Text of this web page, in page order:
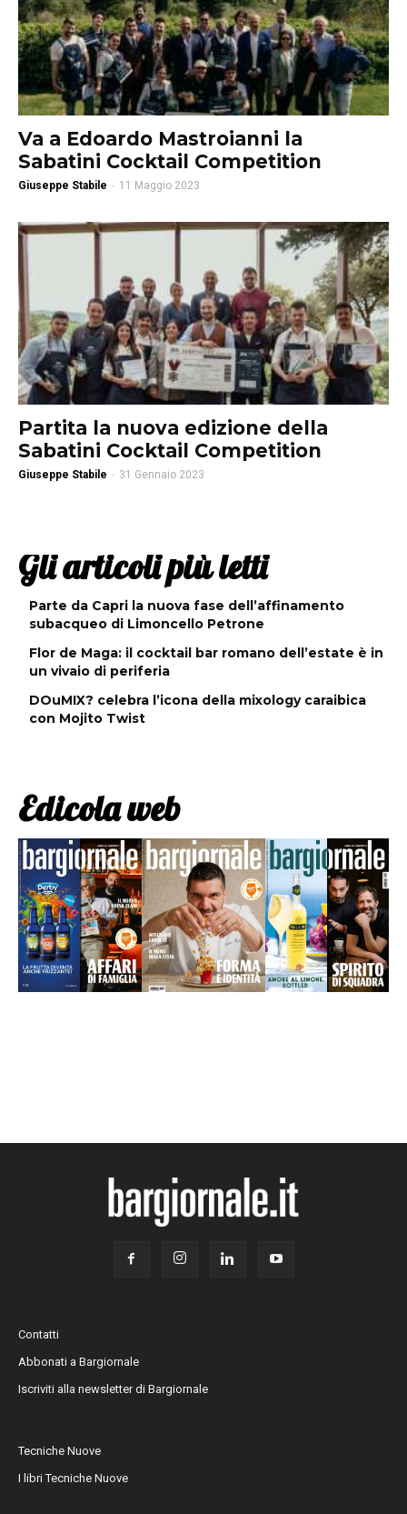
Va a Edoardo Mastroianni la
Sabatini Cocktail Competition
Giuseppe Stabile - 11 Maggio 2023
Partita la nuova edizione della
Sabatini Cocktail Competition
Giuseppe Stabile - 31 Gennaio 2023
Gli articoli più letti
Parte da Capri la nuova fase dell’affinamento
subacqueo di Limoncello Petrone
Flor de Maga: il cocktail bar romano dell’estate è in
un vivaio di periferia
DOuMIX? celebra l’icona della mixology caraibica
con Mojito Twist
Edicola web
Contatti
Abbonati a Bargiornale
Iscriviti alla newsletter di Bargiornale
Tecniche Nuove
I libri Tecniche Nuove